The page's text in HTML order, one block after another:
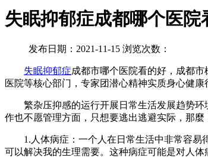
失眠抑郁症成都哪个医
发布日期：2021-11-15 浏览次数：
失眠抑郁症成都市哪个医院看的好，成都
医院等核心部门，专家团潜心精神实质身心健
繁杂压抑感的运行开展日常生活发展趋势环
作也不愿管理方面，只想要逃出逃避实际，那
1.人体病症：一个人在日常生活中非常容易得
可以解决我的生理需要。这种病症可能是对人